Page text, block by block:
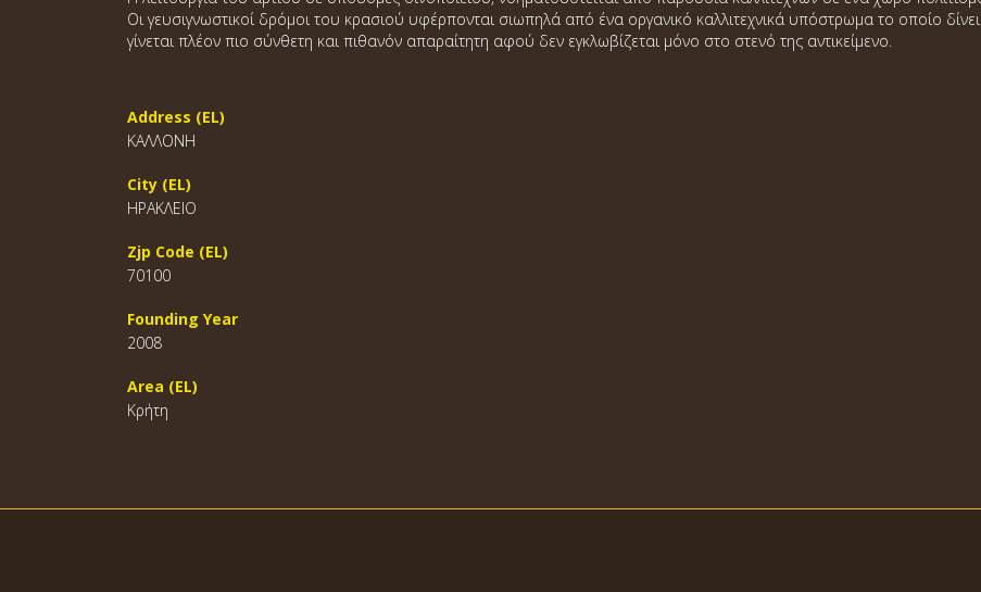
Οι γευσιγνωστικοί δρόμοι του κρασιού υφέρπονται σιωπηλά από ένα οργανικό καλλιτεχνικά υπόστρωμα το οποίο
γίνεται πλέον πιο σύνθετη και πιθανόν απαραίτητη αφού δεν εγκλωβίζεται μόνο στο στενό της αντικείμενο.
Address (EL)
ΚΑΛΛΟΝΗ
City (EL)
ΗΡΑΚΛΕΙΟ
Zjp Code (EL)
70100
Founding Year
2008
Area (EL)
Κρήτη